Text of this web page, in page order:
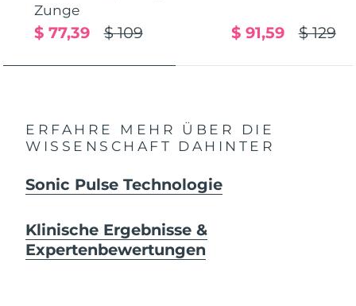
Zunge
$ 109
$ 77,39 $ 129
$ 91,59
ERFAHRE MEHR ÜBER DIE
WISSENSCHAFT DAHINTER
Sonic Pulse Technologie
Klinische Ergebnisse &
Expertenbewertungen